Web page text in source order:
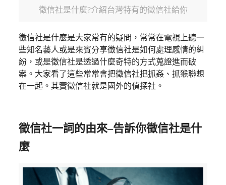
徵信社是什麼?介紹台灣特有的徵信社給你
徵信社是什麼是大家常有的疑問，常常在電視上聽一
些知名藝人或是來賓分享徵信社是如何處理感情的糾
紛，或是徵信社是透過什麼奇特的方式蒐證進而破
案。大家看了這些常常會把徵信社把抓姦、抓猴聯想
在一起。其實徵信社就是國外的偵探社。
徵信社一詞的由來–告訴你徵信社是什
麼